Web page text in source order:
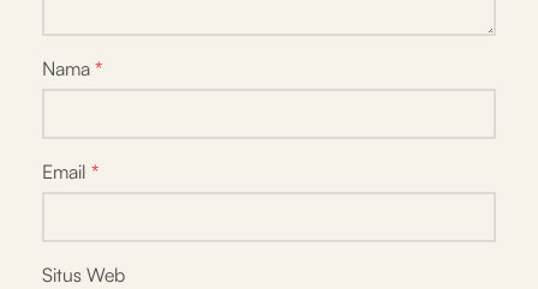
Nama *
Email *
Situs Web